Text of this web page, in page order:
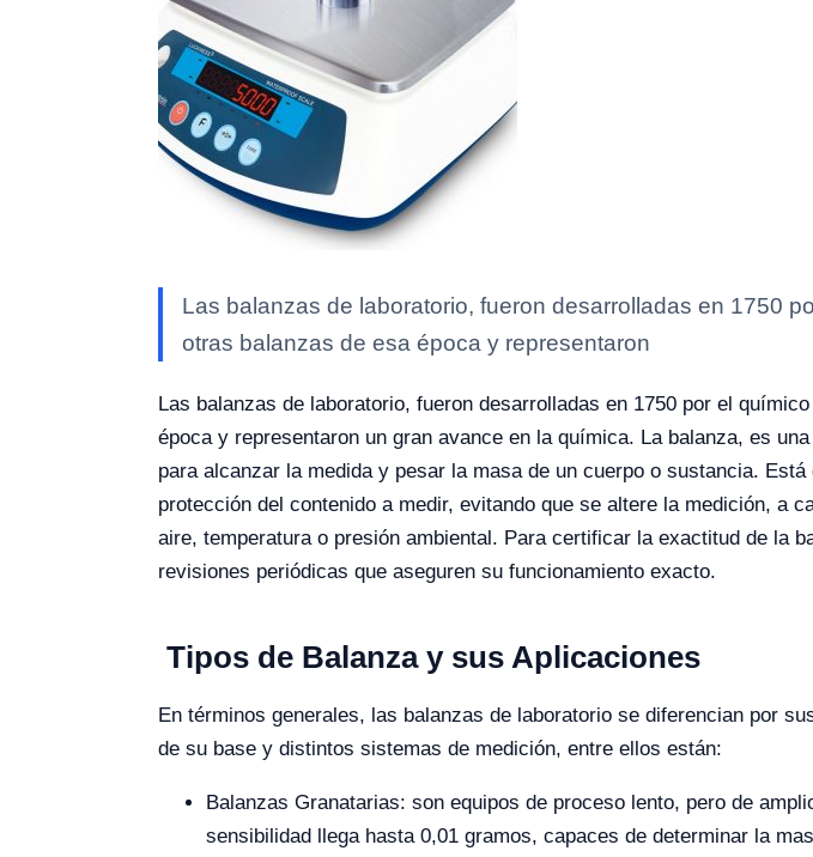
Las balanzas de laboratorio, fueron desarrolladas en 1750
otras balanzas de esa época y representaron
Las balanzas de laboratorio, fueron desarrolladas en 1750 por el
época y representaron un gran avance en la química. La balanza, es
para alcanzar la medida y pesar la masa de un cuerpo o sustancia.
protección del contenido a medir, evitando que se altere la medición, a
aire, temperatura o presión ambiental. Para certificar la exactitud de la
revisiones periódicas que aseguren su funcionamiento exacto.
Tipos de Balanza y sus Aplicaciones
En términos generales, las balanzas de laboratorio se diferencian por
de su base y distintos sistemas de medición, entre ellos están:
Balanzas Granatarias: son equipos de proceso lento, pero de
sensibilidad llega hasta 0,01 gramos, capaces de determinar la